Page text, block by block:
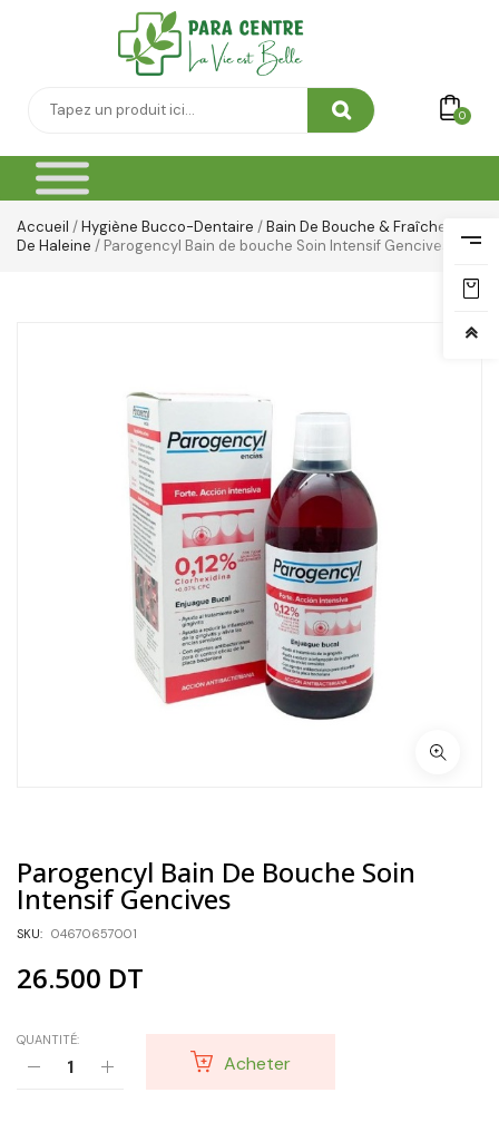
0
Accueil /Hygiène Bucco-Dentaire /Bain De Bouche & Fraîcheur
De Haleine / Parogencyl Bain de bouche Soin Intensif Gencives
Parogencyl Bain De Bouche Soin
Intensif Gencives
SKU: 04670657001
26.500 DT
QUANTITÉ:
Acheter